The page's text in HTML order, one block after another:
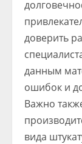
доверить
данным
ошибок и
Важно
вида